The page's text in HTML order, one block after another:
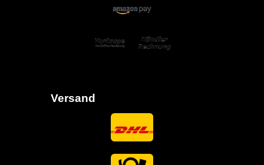
Versand